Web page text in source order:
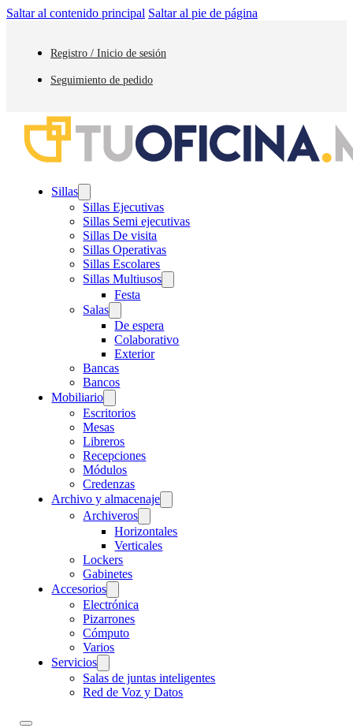
Saltar al contenido principal Saltar al pie de página
Registro / Inicio de sesión
Seguimiento de pedido
Sillas
Sillas Ejecutivas
Sillas Semi ejecutivas
Sillas De visita
Sillas Operativas
Sillas Escolares
Sillas Multiusos
Festa
Salas
De espera
Colaborativo
Exterior
Bancas
Bancos
Mobiliario
Escritorios
Mesas
Libreros
Recepciones
Módulos
Credenzas
Archivo y almacenaje
Archiveros
Horizontales
Verticales
Lockers
Gabinetes
Accesorios
Electrónica
Pizarrones
Cómputo
Varios
Servicios
Salas de juntas inteligentes
Red de Voz y Datos